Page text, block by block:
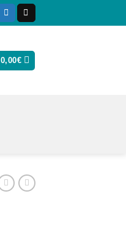
0,00€